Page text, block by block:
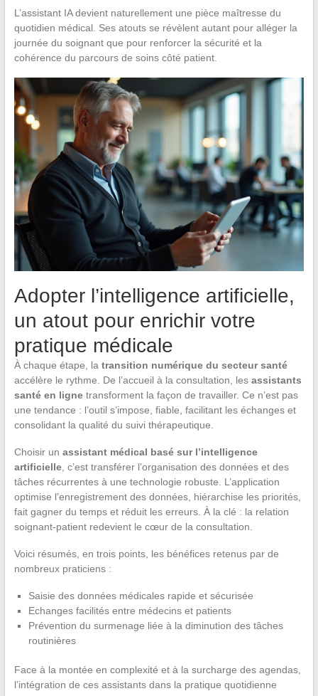
L’assistant IA devient naturellement une pièce maîtresse du
quotidien médical. Ses atouts se révèlent autant pour alléger la
journée du soignant que pour renforcer la sécurité et la
cohérence du parcours de soins côté patient.
Adopter l’intelligence artificielle,
un atout pour enrichir votre
pratique médicale
À chaque étape, la transition numérique du secteur santé
accélère le rythme. De l’accueil à la consultation, les assistants
santé en lignetransforment la façon de travailler. Ce n’est pas
une tendance : l’outil s’impose, fiable, facilitant les échanges et
consolidant la qualité du suivi thérapeutique.
Choisir un assistant médical basé sur l’intelligence
artificielle, c’est transférer l’organisation des données et des
tâches récurrentes à une technologie robuste. L’application
optimise l’enregistrement des données, hiérarchise les priorités,
fait gagner du temps et réduit les erreurs. À la clé : la relation
soignant-patient redevient le cœur de la consultation.
Voici résumés, en trois points, les bénéfices retenus par de
nombreux praticiens :
Saisie des données médicales rapide et sécurisée
Echanges facilités entre médecins et patients
Prévention du surmenage liée à la diminution des tâches
routinières
Face à la montée en complexité et à la surcharge des agendas,
l’intégration de ces assistants dans la pratique quotidienne